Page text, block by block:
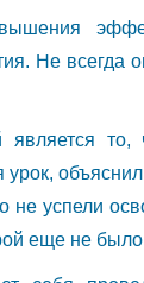
Не
урок,
успели
еще не